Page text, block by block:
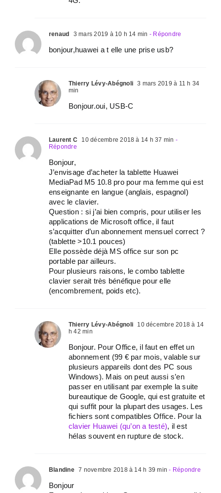
renaud 3 mars 2019 à 10 h 14 min - Répondre
bonjour,huawei a t elle une prise usb?
Thierry Lévy-Abégnoli 3 mars 2019 à 11 h 34
min
Bonjour.oui, USB-C
Laurent C 10 décembre 2018 à 14 h 37 min -
Répondre
Bonjour,
J’envisage d’acheter la tablette Huawei
MediaPad M5 10.8 pro pour ma femme qui est
enseignante en langue (anglais, espagnol)
avec le clavier.
Question : si j’ai bien compris, pour utiliser les
applications de Microsoft office, il faut
s’acquitter d’un abonnement mensuel correct ?
(tablette >10.1 pouces)
Elle possède déjà MS office sur son pc
portable par ailleurs.
Pour plusieurs raisons, le combo tablette
clavier serait très bénéfique pour elle
(encombrement, poids etc).
Thierry Lévy-Abégnoli
10 décembre 2018 à 14
h 42 min
Bonjour. Pour Office, il faut en effet un
abonnement (99 € par mois, valable sur
plusieurs appareils dont des PC sous
Windows). Mais on peut aussi s’en
passer en utilisant par exemple la suite
bureautique de Google, qui est gratuite et
qui suffit pour la plupart des usages. Les
fichiers sont compatibles Office. Pour la
clavier Huawei (qu’on a testé), il est
hélas souvent en rupture de stock.
Blandine 7 novembre 2018 à 14 h 39 min - Répondre
Bonjour